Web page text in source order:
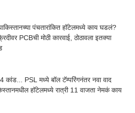
पंचतारांकित हॉटेलमध्ये काय घडलं?
PCBची मोठी कारवाई, ठोठावला इतक्या
कांड... PSL मध्ये बॉल टॅम्परिंगनंतर नवा वाद
हॉटेलमध्ये रात्री 11 वाजता नेमकं काय